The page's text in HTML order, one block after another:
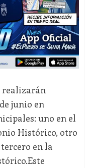
realizarán
junio en
uno en el
Histórico, otro
en la